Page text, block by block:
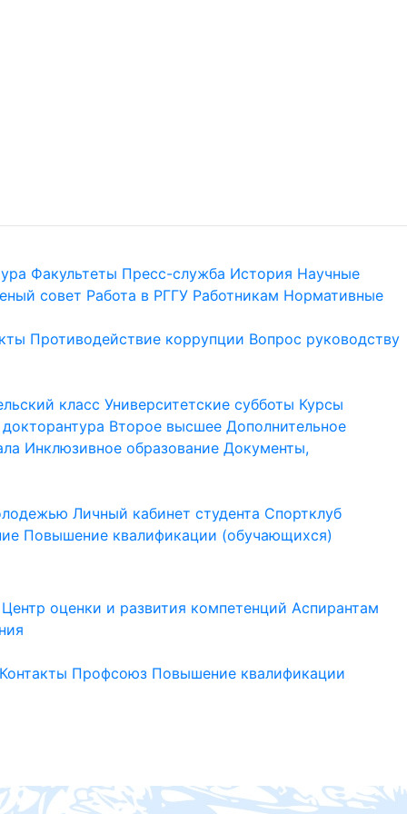
Факультеты Пресс-служба История Научные
совет Работа в РГГУ Работникам Нормативные
Противодействие коррупции Вопрос руководству
класс Университетские субботы Курсы
Второе высшее Дополнительное
Инклюзивное образование Документы,
Личный кабинет студента Спортклуб
Повышение квалификации (обучающихся)
Центр оценки и развития компетенций Аспирантам
Контакты Профсоюз Повышение квалификации